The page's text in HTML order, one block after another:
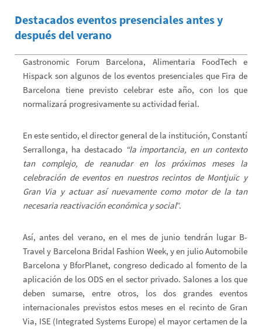
Destacados eventos presenciales antes y
después del verano
Gastronomic Forum Barcelona, Alimentaria FoodTech e
Hispack son algunos de los eventos presenciales que Fira de
Barcelona tiene previsto celebrar este año, con los que
normalizará progresivamente su actividad ferial.
En este sentido, el director general de la institución, Constantí
Serrallonga, ha destacado “la importancia, en un contexto
tan complejo, de reanudar en los próximos meses la
celebración de eventos en nuestros recintos de Montjuïc y
Gran Via y actuar así nuevamente como motor de la tan
necesaria reactivación económica y social”.
Así, antes del verano, en el mes de junio tendrán lugar B-
Travel y Barcelona Bridal Fashion Week, y en julio Automobile
Barcelona y BforPlanet, congreso dedicado al fomento de la
aplicación de los ODS en el sector privado. Salones a los que
deben sumarse, entre otros, los dos grandes eventos
internacionales previstos estos meses en el recinto de Gran
Via, ISE (Integrated Systems Europe) el mayor certamen de la